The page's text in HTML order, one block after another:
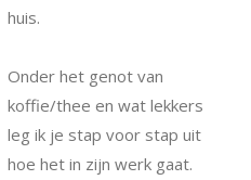
huis.
Onder het genot van
koffie/thee en wat lekkers
leg ik je stap voor stap uit
hoe het in zijn werk gaat.